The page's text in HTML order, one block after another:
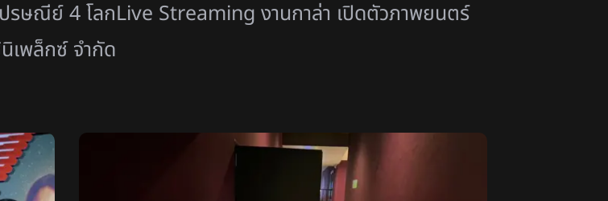
รษณีย์ 4 โลกLive Streaming งานกาล่า เปิดตัวภาพยนตร์
เพล็กซ์ จำกัด